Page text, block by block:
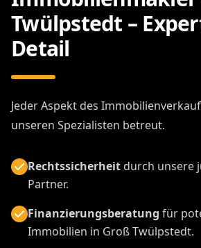
Twülpstedt –
Detail
Jeder Aspekt des
unseren Spezialisten betreut.
Rechtssicherheitdurch unsere
Partner.
Finanzierungsberatung für
Immobilien in Groß Twülpstedt.